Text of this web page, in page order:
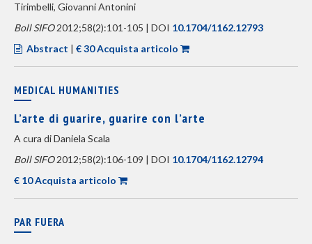
Tirimbelli, Giovanni Antonini
Boll SIFO2012;58(2):101-105 | DOI 10.1704/1162.12793
Abstract | € 30 Acquista articolo
MEDICAL HUMANITIES
L’arte di guarire, guarire con l’arte
A cura di Daniela Scala
Boll SIFO2012;58(2):106-109 | DOI 10.1704/1162.12794
€ 10 Acquista articolo
PAR FUERA